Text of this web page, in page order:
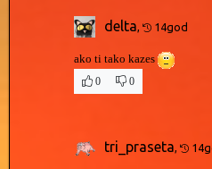
delta, 14god
ako ti tako kazes
0
0
tri_praseta,